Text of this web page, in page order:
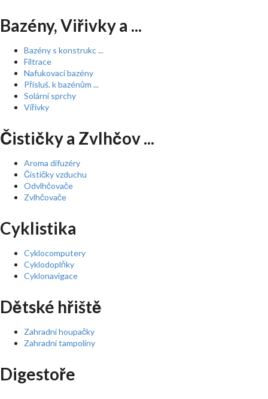
Bazény, Viřivky a ...
Bazény s konstrukc ...
Filtrace
Nafukovací bazény
Přísluš. k bazénům ...
Solární sprchy
Vířivky
Čističky a Zvlhčov ...
Aroma difuzéry
Čističky vzduchu
Odvlhčovače
Zvlhčovače
Cyklistika
Cyklocomputery
Cyklodoplňky
Cyklonavigace
Dětské hřiště
Zahradní houpačky
Zahradní tampolíny
Digestoře